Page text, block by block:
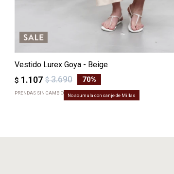
Vestido Lurex Goya - Beige
$ 1.107 $ 3.690 70
PRENDAS SIN CAMBIO No acumula con canje de Millas